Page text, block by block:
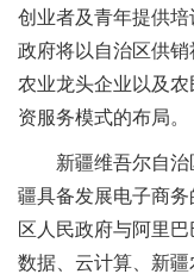
创业者及青年提供
政府将以自治区供销
农业龙头企业以及
资服务模式的布局。
新疆维吾尔自
疆具备发展电子商
区人民政府与阿里
数据、云计算、新